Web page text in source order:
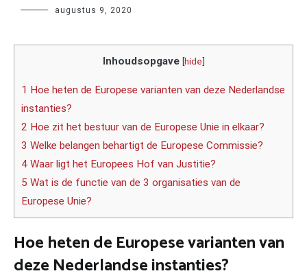
Author augustus 9, 2020
Inhoudsopgave [hide]
1 Hoe heten de Europese varianten van deze Nederlandse
instanties?
2 Hoe zit het bestuur van de Europese Unie in elkaar?
3 Welke belangen behartigt de Europese Commissie?
4 Waar ligt het Europees Hof van Justitie?
5 Wat is de functie van de 3 organisaties van de
Europese Unie?
Hoe heten de Europese varianten van
deze Nederlandse instanties?